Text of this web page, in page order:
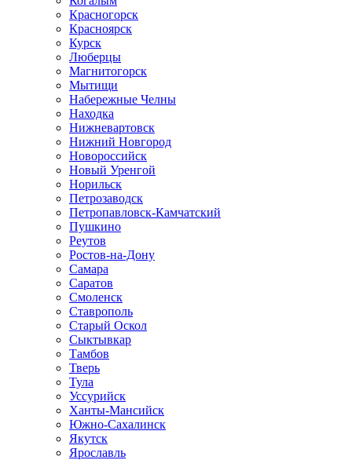
Красногорск
Красноярск
Курск
Люберцы
Магнитогорск
Мытищи
Набережные Челны
Находка
Нижневартовск
Нижний Новгород
Новороссийск
Новый Уренгой
Норильск
Петрозаводск
Петропавловск-Камчатский
Пушкино
Реутов
Ростов-на-Дону
Самара
Саратов
Смоленск
Ставрополь
Старый Оскол
Сыктывкар
Тамбов
Тверь
Тула
Уссурийск
Ханты-Мансийск
Южно-Сахалинск
Якутск
Ярославль